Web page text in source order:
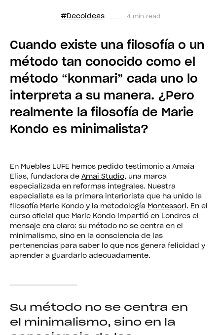
#Decoideas 4 min read
Cuando existe una filosofía o un
método tan conocido como el
método “konmari” cada uno lo
interpreta a su manera. ¿Pero
realmente la filosofía de Marie
Kondo es minimalista?
En Muebles LUFE hemos pedido testimonio a Amaia
Elias, fundadora de Amai Studio, una marca
especializada en reformas integrales. Nuestra
especialista es la primera interiorista que ha unido la
filosofía Marie Kondo y la metodología Montessori. En el
curso oficial que Marie Kondo impartió en Londres el
mensaje era claro: su método no se centra en el
minimalismo, sino en la consciencia de las
pertenencias para saber lo que nos genera felicidad y
aprender a guardarlo adecuadamente.
Su método no se centra en
el minimalismo, sino en la